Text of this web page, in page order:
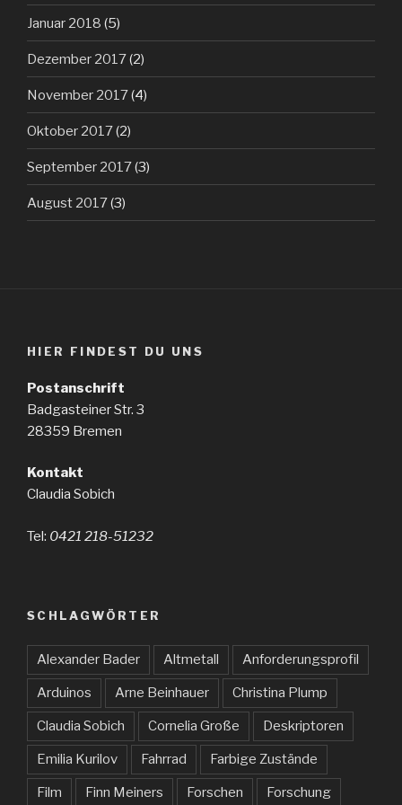
Januar 2018 (5)
Dezember 2017(2)
November 2017(4)
Oktober 2017(2)
September 2017(3)
August 2017(3)
HIER FINDEST DU UNS
Postanschrift
Badgasteiner Str. 3
28359 Bremen
Kontakt
Claudia Sobich
Tel: 0421 218-51232
SCHLAGWÖRTER
Alexander Bader Altmetall Anforderungsprofil
Arduinos Arne Beinhauer Christina Plump
Claudia Sobich Cornelia Große Deskriptoren
Emilia Kurilov Fahrrad Farbige Zustände
Film Finn Meiners Forschen Forschung